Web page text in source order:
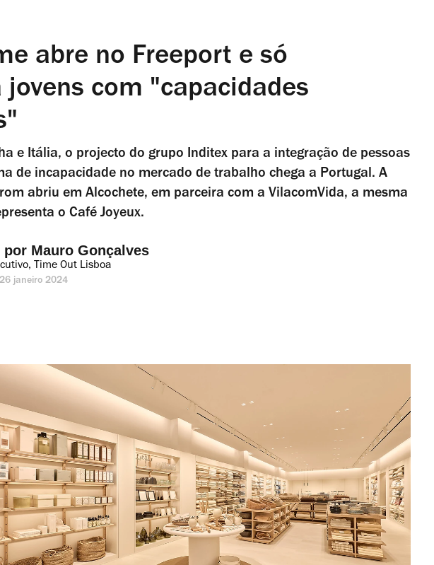
abre no Freeport e só
jovens com "capacidades
e Itália, o projecto do grupo Inditex para a integração de pessoas
de incapacidade no mercado de trabalho chega a Portugal. A
abriu em Alcochete, em parceira com a VilacomVida, a mesma
o Café Joyeux.
por Mauro Gonçalves
Time Out Lisboa
janeiro 2024